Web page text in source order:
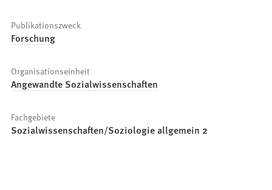
Publikationszweck
Forschung
Organisationseinheit
Angewandte Sozialwissenschaften
Fachgebiete
Sozialwissenschaften/Soziologie allgemein 2